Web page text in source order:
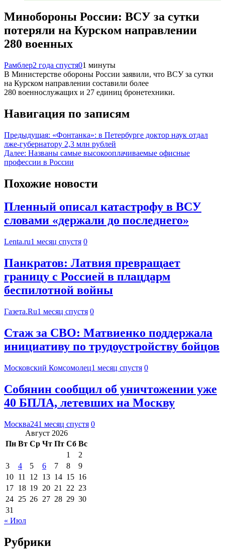
Минобороны России: ВСУ за сутки
потеряли на Курском направлении
280 военных
Рамблер2 года спустя01 минуты
В Министерстве обороны России заявили, что ВСУ за сутки
на Курском направлении составили более
280 военнослужащих и 27 единиц бронетехники.
Навигация по записям
Предыдущая: «Фонтанка»: в Петербурге доктор наук отдал
лже-губернатору 2,3 млн рублей
Далее: Названы самые высокооплачиваемые офисные
профессии в России
Похожие новости
Пленный описал катастрофу в ВСУ
словами «держали до последнего»
Lenta.ru1 месяц спустя 0
Панкратов: Латвия превращает
границу с Россией в плацдарм
беспилотной войны
Газета.Ru1 месяц спустя 0
Стаж за СВО: Матвиенко поддержала
инициативу по трудоустройству бойцов
Московский Комсомолец1 месяц спустя 0
Собянин сообщил об уничтожении уже
40 БПЛА, летевших на Москву
Москва241 месяц спустя 0
Август 2026
Пн Вт Ср Чт Пт Сб Вс
1
2
3
4 5 6 7 8
9
10 11 12 13 14 15 16
17 18 19 20 21 22 23
24 25 26 27 28 29 30
31
« Июл
Рубрики